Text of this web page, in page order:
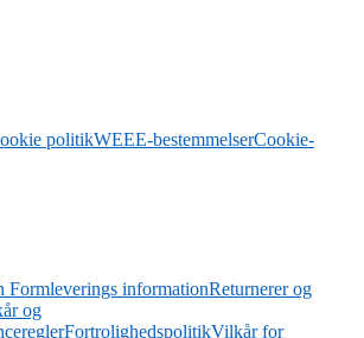
politikWEEE-bestemmelserCookie-
Formleverings informationReturnerer og
og
FortrolighedspolitikVilkår for